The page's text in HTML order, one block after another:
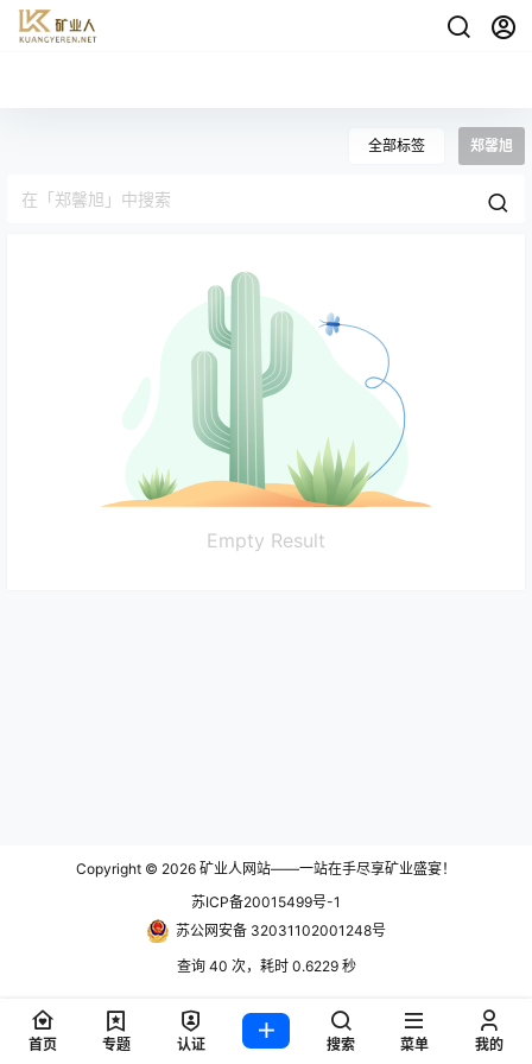
全部标签 郑馨旭
Empty Result
Copyright © 2026 矿业人网站——一站在手尽享矿业盛宴！
苏ICP备20015499号-1
苏公网安备 32031102001248号
查询 40 次，耗时 0.6229 秒
首页 专题 认证 搜索 菜单 我的